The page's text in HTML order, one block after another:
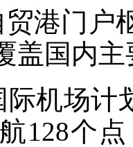
港门户
盖国内
机场计
128个